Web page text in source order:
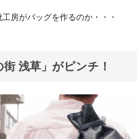
房がバッグを作るのか・・・
街 浅草」がピンチ！